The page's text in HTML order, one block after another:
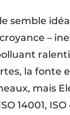
semble
–
la fonte
mais
14001,